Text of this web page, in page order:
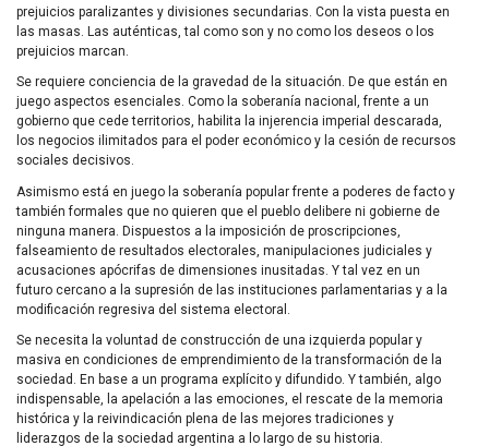
prejuicios paralizantes y divisiones secundarias. Con la vista puesta en
las masas. Las auténticas, tal como son y no como los deseos o los
prejuicios marcan.
Se requiere conciencia de la gravedad de la situación. De que están en
juego aspectos esenciales. Como la soberanía nacional, frente a un
gobierno que cede territorios, habilita la injerencia imperial descarada,
los negocios ilimitados para el poder económico y la cesión de recursos
sociales decisivos.
Asimismo está en juego la soberanía popular frente a poderes de facto y
también formales que no quieren que el pueblo delibere ni gobierne de
ninguna manera. Dispuestos a la imposición de proscripciones,
falseamiento de resultados electorales, manipulaciones judiciales y
acusaciones apócrifas de dimensiones inusitadas. Y tal vez en un
futuro cercano a la supresión de las instituciones parlamentarias y a la
modificación regresiva del sistema electoral.
Se necesita la voluntad de construcción de una izquierda popular y
masiva en condiciones de emprendimiento de la transformación de la
sociedad. En base a un programa explícito y difundido. Y también, algo
indispensable, la apelación a las emociones, el rescate de la memoria
histórica y la reivindicación plena de las mejores tradiciones y
liderazgos de la sociedad argentina a lo largo de su historia.